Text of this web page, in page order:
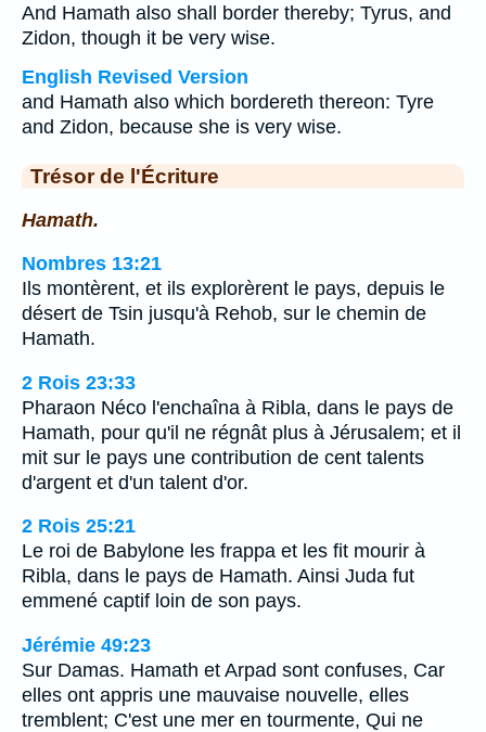
And Hamath also shall border thereby; Tyrus, and
Zidon, though it be very wise.
English Revised Version
and Hamath also which bordereth thereon: Tyre
and Zidon, because she is very wise.
Trésor de l'Écriture
Hamath.
Nombres 13:21
Ils montèrent, et ils explorèrent le pays, depuis le
désert de Tsin jusqu'à Rehob, sur le chemin de
Hamath.
2 Rois 23:33
Pharaon Néco l'enchaîna à Ribla, dans le pays de
Hamath, pour qu'il ne régnât plus à Jérusalem; et il
mit sur le pays une contribution de cent talents
d'argent et d'un talent d'or.
2 Rois 25:21
Le roi de Babylone les frappa et les fit mourir à
Ribla, dans le pays de Hamath. Ainsi Juda fut
emmené captif loin de son pays.
Jérémie 49:23
Sur Damas. Hamath et Arpad sont confuses, Car
elles ont appris une mauvaise nouvelle, elles
tremblent; C'est une mer en tourmente, Qui ne